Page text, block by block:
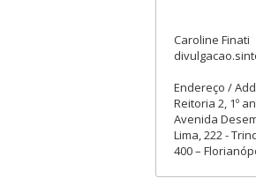
Caroline Finati
Endereço /
Reitoria 2, 1º
Avenida
Lima, 222 -
400 –